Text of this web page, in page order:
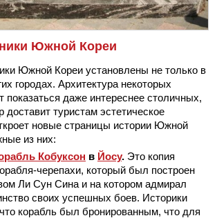
Южной Кореи
Южной Кореи установлены не только в
городах. Архитектура некоторых
показаться даже интереснее столичных,
доставит туристам эстетическое
новые страницы истории Южной
из них:
Кобуксон в Йосу. Это копия
черепахи, который был построен
Ли Сун Сина и на котором адмирал
своих успешных боев. Историки
корабль был бронированным, что для